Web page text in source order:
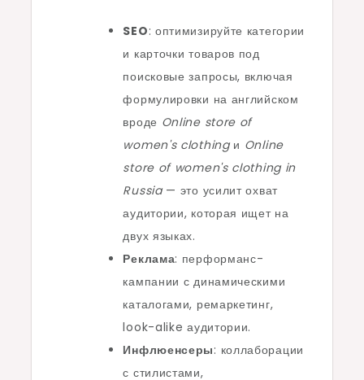
SEO: оптимизируйте категории
и карточки товаров под
поисковые запросы, включая
формулировки на английском
вроде Online store of
women's clothingи Online
store of women's clothing in
Russia— это усилит охват
аудитории, которая ищет на
двух языках.
Реклама: перформанс-
кампании с динамическими
каталогами, ремаркетинг,
look-alike аудитории.
Инфлюенсеры: коллаборации
с стилистами,